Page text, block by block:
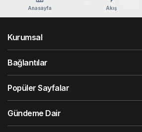
Anasayfa Akış
Kurumsal
Bağlantılar
Popüler Sayfalar
Gündeme Dair